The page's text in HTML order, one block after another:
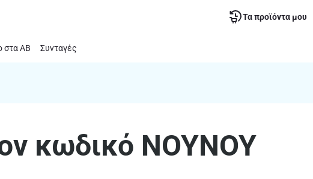
Τα προϊόντα μου
στα ΑΒ Συνταγές
κωδικό ΝΟΥΝΟΥ